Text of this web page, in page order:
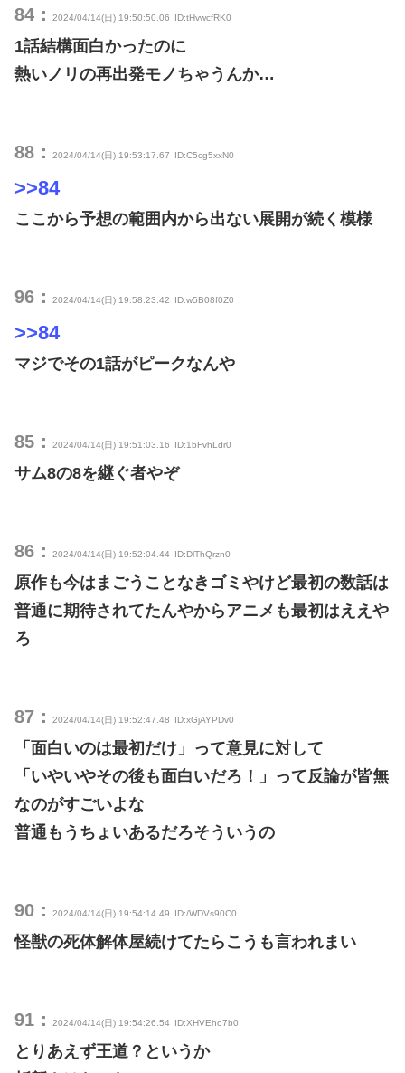
84： 2024/04/14(日) 19:50:50.06 ID:tHvwcfRK0
1話結構面白かったのに
熱いノリの再出発モノちゃうんか…
88： 2024/04/14(日) 19:53:17.67 ID:C5cg5xxN0
>>84
ここから予想の範囲内から出ない展開が続く模様
96： 2024/04/14(日) 19:58:23.42 ID:w5B08f0Z0
>>84
マジでその1話がピークなんや
85： 2024/04/14(日) 19:51:03.16 ID:1bFvhLdr0
サム8の8を継ぐ者やぞ
86： 2024/04/14(日) 19:52:04.44 ID:DlThQrzn0
原作も今はまごうことなきゴミやけど最初の数話は
普通に期待されてたんやからアニメも最初はええや
ろ
87： 2024/04/14(日) 19:52:47.48 ID:xGjAYPDv0
「面白いのは最初だけ」って意見に対して
「いやいやその後も面白いだろ！」って反論が皆無
なのがすごいよな
普通もうちょいあるだろそういうの
90： 2024/04/14(日) 19:54:14.49 ID:/WDVs90C0
怪獣の死体解体屋続けてたらこうも言われまい
91： 2024/04/14(日) 19:54:26.54 ID:XHVEho7b0
とりあえず王道？というか